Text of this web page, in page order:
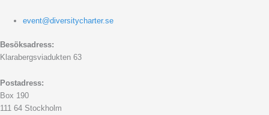
event@diversitycharter.se
Besöksadress:
Klarabergsviadukten 63
Postadress:
Box 190
111 64 Stockholm